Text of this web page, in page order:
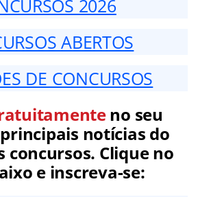
2026
ABERTOS
DE CONCURSOS
no seu
notícias do
concursos. Clique no
e inscreva-se: